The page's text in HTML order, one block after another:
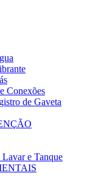
Conexões
de Gaveta
e Tanque